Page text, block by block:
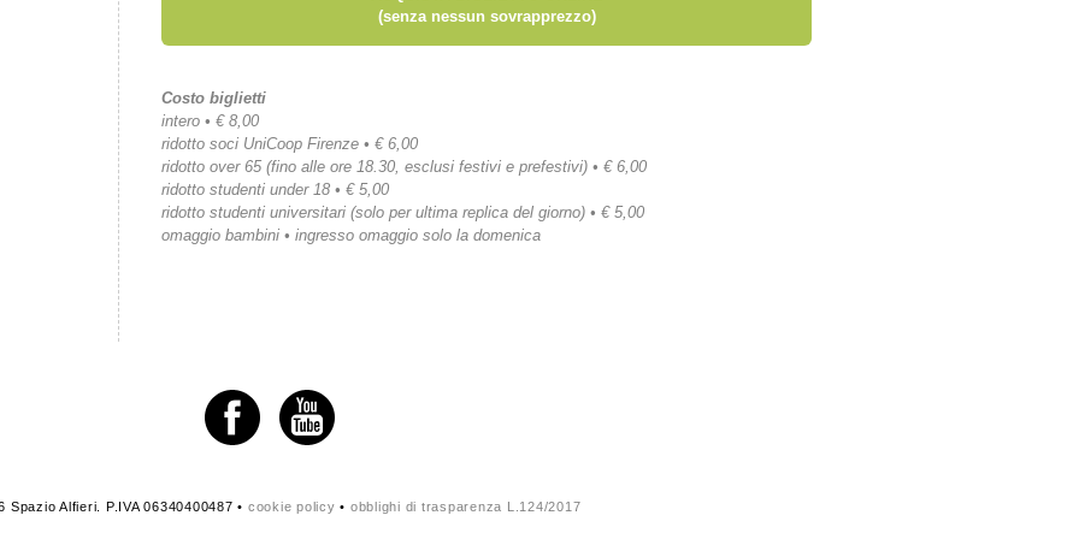
(senza nessun sovrapprezzo)
Costo biglietti
intero • € 8,00
ridotto soci UniCoop Firenze • € 6,00
ridotto over 65 (fino alle ore 18.30, esclusi festivi e prefestivi) • € 6,00
ridotto studenti under 18 • € 5,00
ridotto studenti universitari (solo per ultima replica del giorno) • € 5,00
omaggio bambini • ingresso omaggio solo la domenica
Spazio Alfieri. P.IVA 06340400487 • cookie policy • obblighi di trasparenza L.124/2017